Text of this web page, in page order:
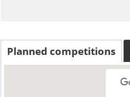
Planned competitions